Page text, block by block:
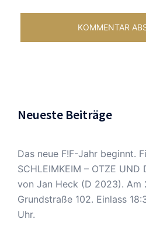
Neueste Beiträge
Das neue F!F-Jahr beginnt.
SCHLEIMKEIM – OTZE UND
von Jan Heck (D 2023). Am
Grundstraße 102. Einlass
Uhr.